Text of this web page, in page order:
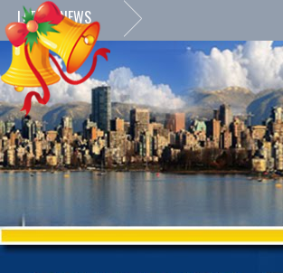
LATEST NEWS